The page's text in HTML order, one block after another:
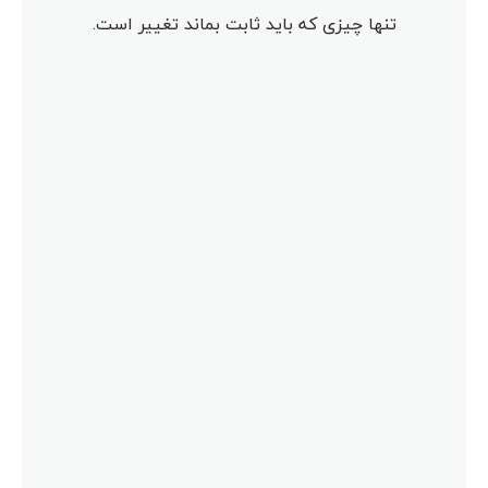
تنها چیزی که باید ثابت بماند تغییر است.